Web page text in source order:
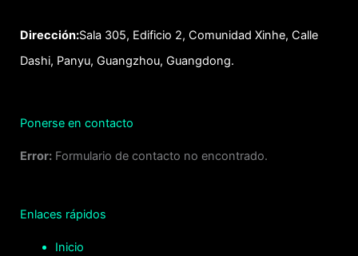
Dirección:Sala 305, Edificio 2, Comunidad Xinhe, Calle
Dashi, Panyu, Guangzhou, Guangdong.
Ponerse en contacto
Error: Formulario de contacto no encontrado.
Enlaces rápidos
Inicio